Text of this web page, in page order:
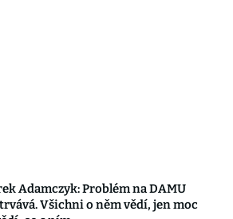
Adamczyk: Problém na DAMU
Všichni o něm vědí, jen moc